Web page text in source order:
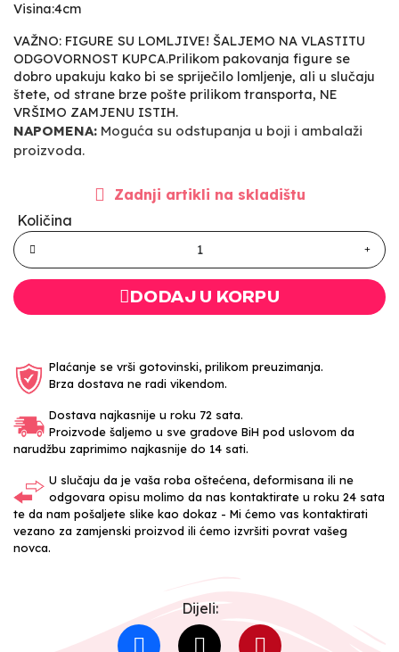
Visina:4cm
VAŽNO: FIGURE SU LOMLJIVE! ŠALJEMO NA VLASTITU
ODGOVORNOST KUPCA.Prilikom pakovanja figure se
dobro upakuju kako bi se spriječilo lomljenje, ali u slučaju
štete, od strane brze pošte prilikom transporta, NE
VRŠIMO ZAMJENU ISTIH.
NAPOMENA: Moguća su odstupanja u boji i ambalaži
proizvoda.
Zadnji artikli na skladištu
Količina
DODAJ U KORPU
Plaćanje se vrši gotovinski, prilikom preuzimanja.
Brza dostava ne radi vikendom.
Dostava najkasnije u roku 72 sata.
Proizvode šaljemo u sve gradove BiH pod uslovom da
narudžbu zaprimimo najkasnije do 14 sati.
U slučaju da je vaša roba oštećena, deformisana ili ne
odgovara opisu molimo da nas kontaktirate u roku 24 sata
te da nam pošaljete slike kao dokaz - Mi ćemo vas kontaktirati
vezano za zamjenski proizvod ili ćemo izvršiti povrat vašeg
novca.
Dijeli: